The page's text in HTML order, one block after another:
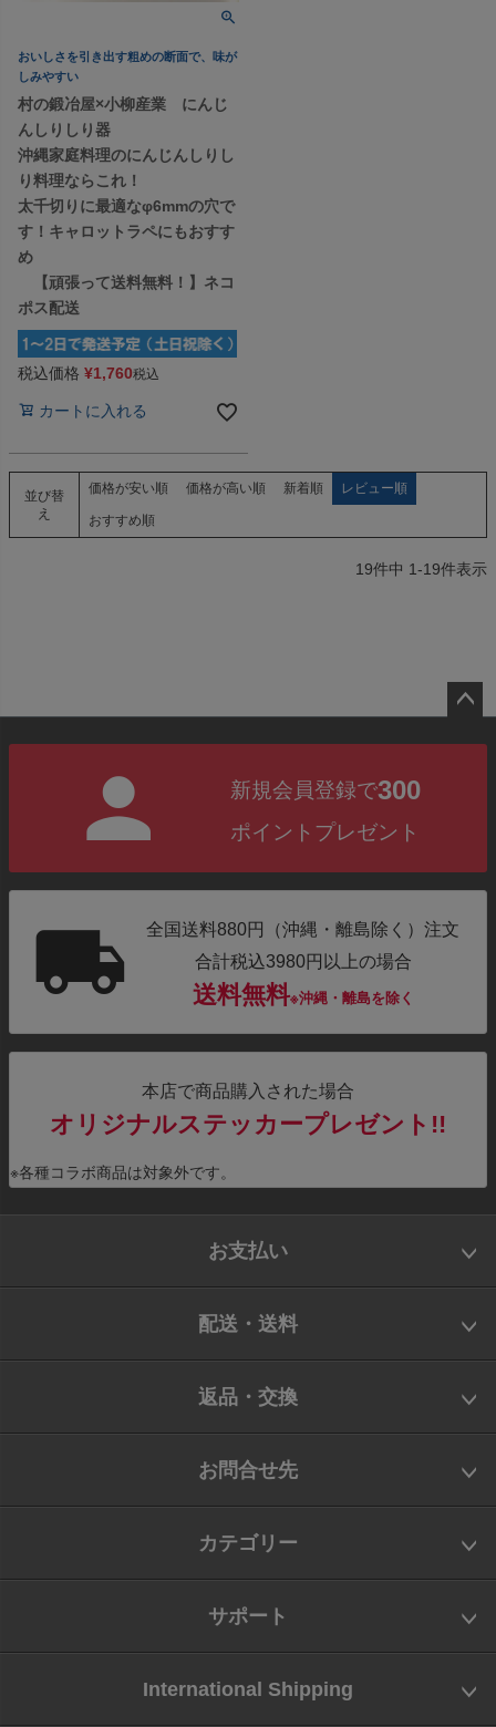
おいしさを引き出す粗めの断面で、味が
しみやすい
村の鍛冶屋×小柳産業 にんじ
んしりしり器
沖縄家庭料理のにんじんしりし
り料理ならこれ！
太千切りに最適なφ6mmの穴で
す！キャロットラペにもおすす
め
【頑張って送料無料！】ネコ
ポス配送
税込価格 ¥1,760税込
カートに入れる
並び替
え
価格が安い順 価格が高い順 新着順 レビュー順
おすすめ順
19件中 1-19件表示
新規会員登録で300
ポイントプレゼント
全国送料880円（沖縄・離島除く）注文
合計税込3980円以上の場合
送料無料※沖縄・離島を除く
本店で商品購入された場合
オリジナルステッカープレゼント!!
※各種コラボ商品は対象外です。
お支払い
配送・送料
返品・交換
お問合せ先
カテゴリー
サポート
International Shipping